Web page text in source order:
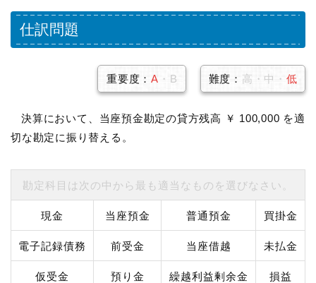
仕訳問題
難度： 高・中・ 低
重要度：A ・B
決算において、当座預金勘定の貸方残高 ￥ 100,000 を適
切な勘定に振り替える。
勘定科目は次の中から最も適当なものを選びなさい。
現金 当座預金 普通預金 買掛金
電子記録債務 前受金 当座借越 未払金
仮受金 預り金 繰越利益剰余金 損益